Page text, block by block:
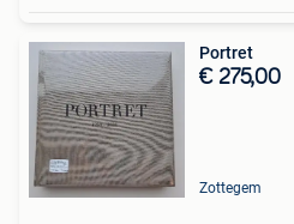
Portret
€ 275,00
Zottegem